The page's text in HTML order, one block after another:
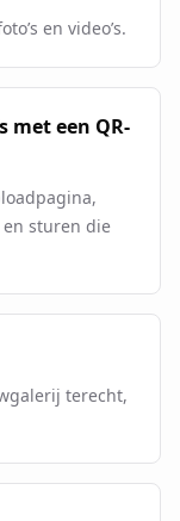
en video’s.
met een QR-
en sturen die
terecht,